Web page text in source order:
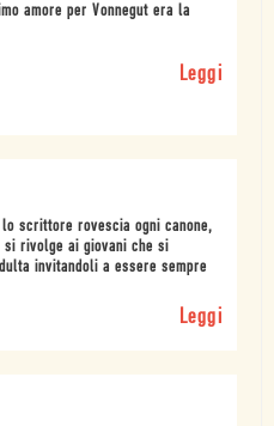
amore per Vonnegut era la
Leggi
scrittore rovescia ogni canone,
rivolge ai giovani che si
invitandoli a essere sempre
Leggi